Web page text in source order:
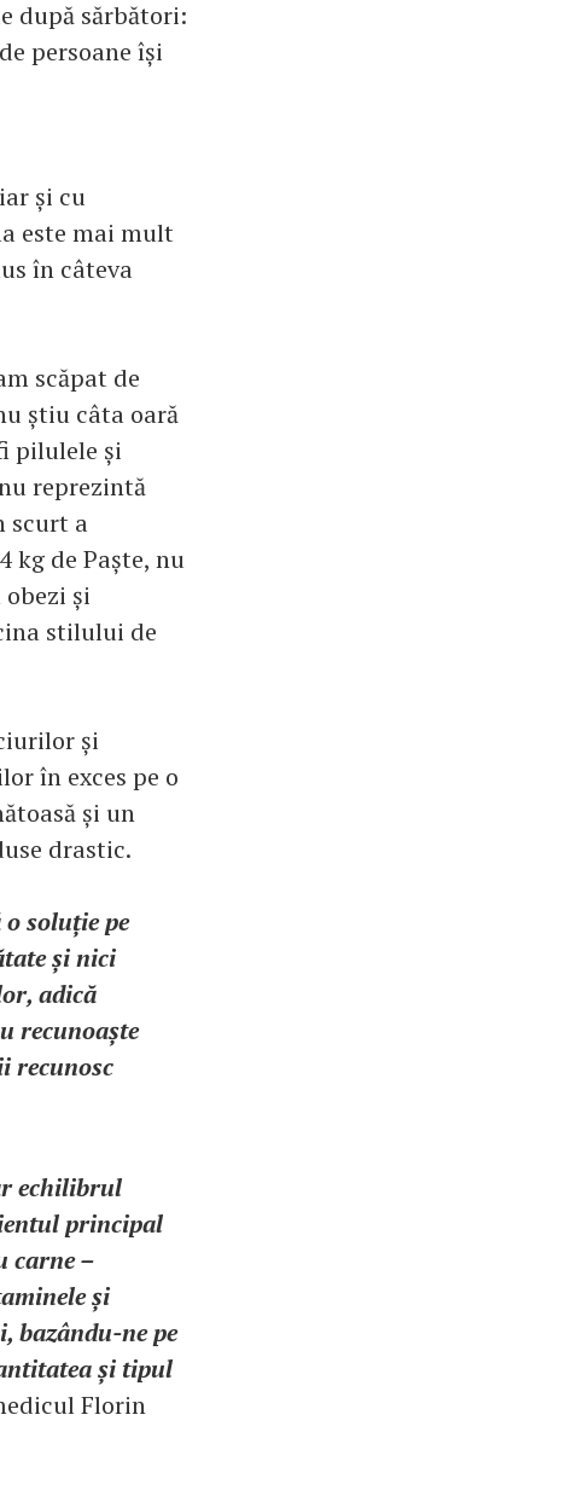
după sărbători:
persoane își
și cu
este mai mult
în câteva
scăpat de
știu câta oară
pilulele și
reprezintă
scurt a
kg de Paște, nu
și
stilului de
și
în exces pe o
și un
drastic.
soluție pe
și nici
adică
recunoaște
recunosc
echilibrul
principal
carne –
și
bazându-ne pe
și tipul
Florin